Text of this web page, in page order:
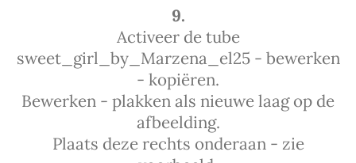
9.
Activeer de tube
sweet_girl_by_Marzena_el25 - bewerken
- kopiëren.
Bewerken - plakken als nieuwe laag op de
afbeelding.
Plaats deze rechts onderaan - zie